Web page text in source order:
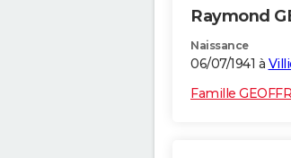
Raymond
Naissance
06/07/1941 à
Famille